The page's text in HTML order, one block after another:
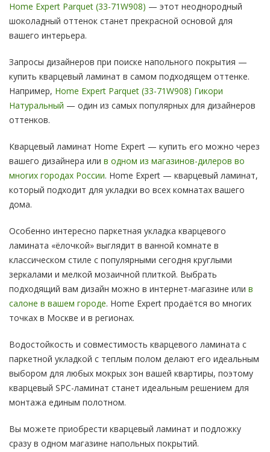
Home Expert Parquet (33-71W908) — этот неоднородный
шоколадный оттенок станет прекрасной основой для
вашего интерьера.
Запросы дизайнеров при поиске напольного покрытия —
купить кварцевый ламинат в самом подходящем оттенке.
Например, Home Expert Parquet (33-71W908) Гикори
Натуральный — один из самых популярных для дизайнеров
оттенков.
Кварцевый ламинат Home Expert — купить его можно через
вашего дизайнера или в одном из магазинов-дилеров во
многих городах России. Home Expert — кварцевый ламинат,
который подходит для укладки во всех комнатах вашего
дома.
Особенно интересно паркетная укладка кварцевого
ламината «ёлочкой» выглядит в ванной комнате в
классическом стиле с популярными сегодня круглыми
зеркалами и мелкой мозаичной плиткой. Выбрать
подходящий вам дизайн можно в интернет-магазине или в
салоне в вашем городе. Home Expert продаётся во многих
точках в Москве и в регионах.
Водостойкость и совместимость кварцевого ламината с
паркетной укладкой с теплым полом делают его идеальным
выбором для любых мокрых зон вашей квартиры, поэтому
кварцевый SPC-ламинат станет идеальным решением для
монтажа единым полотном.
Вы можете приобрести кварцевый ламинат и подложку
сразу в одном магазине напольных покрытий.